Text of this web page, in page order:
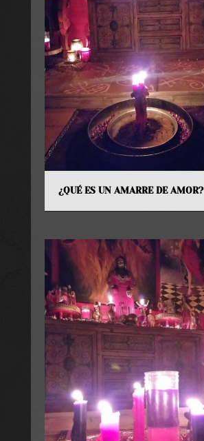
¿QUÉ ES UN AMARRE DE AMOR?